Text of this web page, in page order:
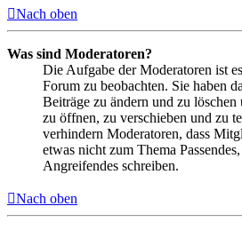
Nach oben
Was sind Moderatoren?
Die Aufgabe der Moderatoren ist
Forum zu beobachten. Sie haben
Beiträge zu ändern und zu
zu öffnen, zu verschieben und zu
verhindern Moderatoren, dass
etwas nicht zum Thema
Angreifendes schreiben.
Nach oben